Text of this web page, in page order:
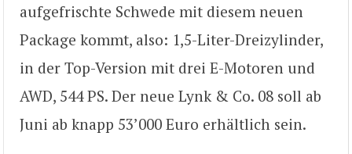
aufgefrischte Schwede mit diesem neuen
Package kommt, also: 1,5-Liter-Dreizylinder,
in der Top-Version mit drei E-Motoren und
AWD, 544 PS. Der neue Lynk & Co. 08 soll ab
Juni ab knapp 53’000 Euro erhältlich sein.